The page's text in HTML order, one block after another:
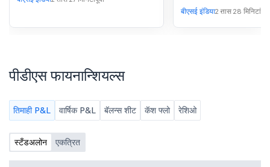
बीएसई इंडिया2 तास 28 मिनिटांपूर्वी
पीडीएस फायनान्शियल्स
तिमाही P&L वार्षिक P&L बॅलन्स शीट कॅश फ्लो रेशिओ
स्टँडअलोन एकत्रित